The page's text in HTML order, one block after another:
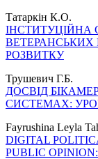
Татаркін К.О.
ВЕТЕРАНСЬКИХ
РОЗВИТКУ
Трушевич Г.Б.
ДОСВІД
СИСТЕМАХ:
Fayrushina Leyla
DIGITAL
PUBLIC